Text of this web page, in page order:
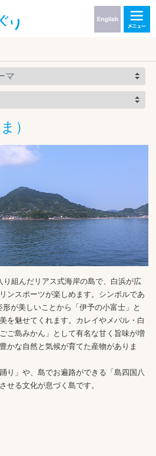
）
り組んだリアス式海岸の島で、白浜が広
ンスポーツが楽しめます。シンボルであ
が美しいことから「伊予の小富士」と
を魅せてくれます。カレイやメバル・白
ご島みかん」として有名な甘く旨味が増
かな自然と気候が育てた産物がありま
り」や、島でお遍路ができる「島四国八
せる文化が息づく島です。